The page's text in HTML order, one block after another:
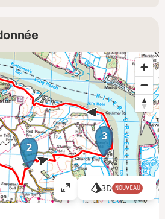
2
3
A
ff
3D NOUVEAU